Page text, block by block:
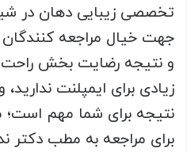
تخصصی زیبایی دهان در
جهت خیال مراجعه کنندگان
و نتیجه رضایت بخش راحت
زیادی برای ایمپلنت
نتیجه برای شما مهم است؛
برای مراجعه به مطب دکتر